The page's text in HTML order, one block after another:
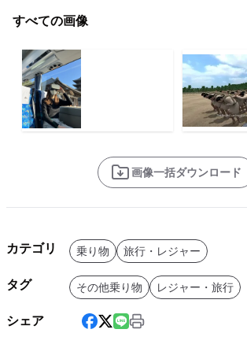
すべての画像
画像一括ダウンロード
カテゴリ 乗り物 旅行・レジャー
タグ その他乗り物 レジャー・旅行
シェア